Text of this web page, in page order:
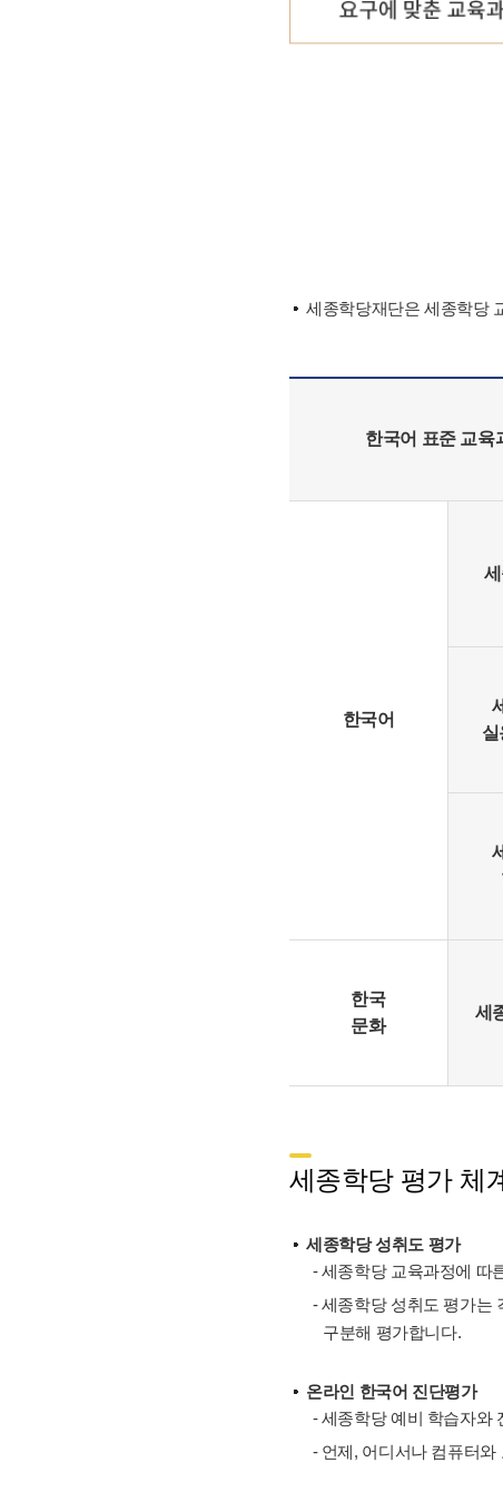
세종학당재단은 세종학당
한국어 표준 교육
한국어
실
한국
문화
세
세종학당 평가 체
세종학당 성취도 평가
- 세종학당 교육과정에 따
- 세종학당 성취도 평가는
구분해 평가합니다.
온라인 한국어 진단평가
- 세종학당 예비 학습자와
- 언제, 어디서나 컴퓨터